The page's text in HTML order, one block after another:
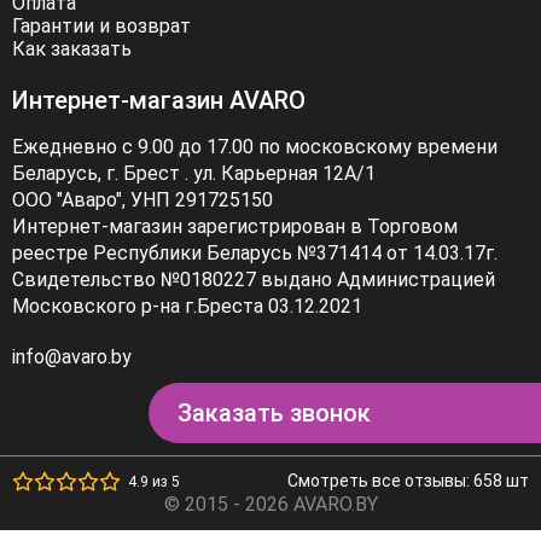
Гарантии и возврат
Как заказать
Интернет-магазин AVARO
Ежедневно с 9.00 до 17.00 по московскому времени
Беларусь, г. Брест . ул. Карьерная 12А/1
ООО "Аваро", УНП 291725150
Интернет-магазин зарегистрирован в Торговом
реестре Республики Беларусь №371414 от 14.03.17г.
Свидетельство №0180227 выдано Администрацией
Московского р-на г.Бреста 03.12.2021
info@avaro.by
Заказать звонок
4.9 из 5 Смотреть все отзывы: 658 шт
© 2015 - 2026 AVARO.BY